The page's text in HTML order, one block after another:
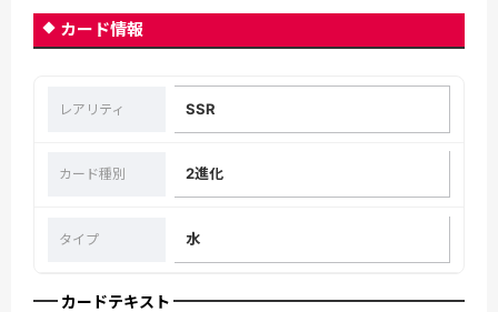
カード情報
レアリティ SSR
カード種別 2進化
タイプ 水
カードテキスト